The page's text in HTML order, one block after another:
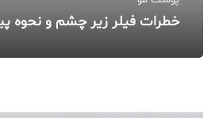
خطرات فیلر زیر چشم و نحوه